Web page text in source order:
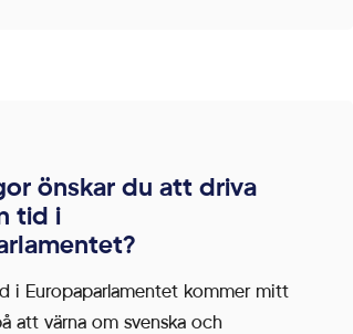
önskar du att driva
tid i
i Europaparlamentet kommer mitt
att värna om svenska och